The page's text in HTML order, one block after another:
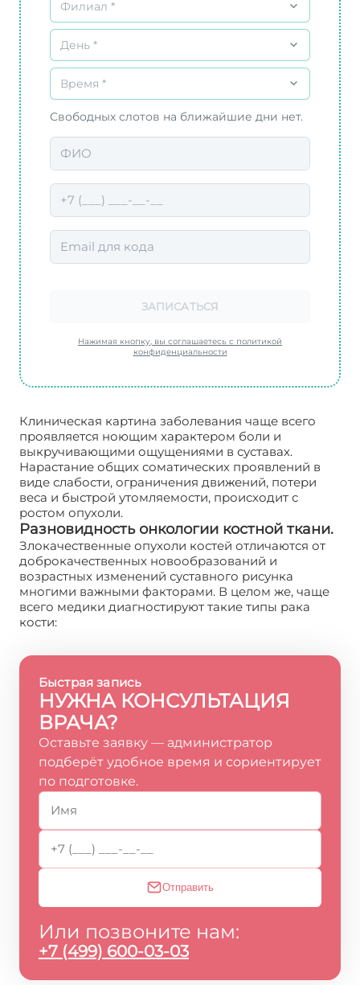
Филиал *
День *
Время *
Свободных слотов на ближайшие дни нет.
ЗАПИСАТЬСЯ
Нажимая кнопку, вы соглашаетесь с политикой
конфиденциальности
Клиническая картина заболевания чаще всего
проявляется ноющим характером боли и
выкручивающими ощущениями в суставах.
Нарастание общих соматических проявлений в
виде слабости, ограничения движений, потери
веса и быстрой утомляемости, происходит с
ростом опухоли.
Разновидность онкологии костной ткани.
Злокачественные опухоли костей отличаются от
доброкачественных новообразований и
возрастных изменений суставного рисунка
многими важными факторами. В целом же, чаще
всего медики диагностируют такие типы рака
кости:
Быстрая запись
НУЖНА КОНСУЛЬТАЦИЯ
ВРАЧА?
Оставьте заявку — администратор
подберёт удобное время и сориентирует
по подготовке.
Отправить
Или позвоните нам:
+7 (499) 600-03-03